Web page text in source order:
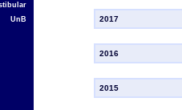
UnB
2017
2016
2015